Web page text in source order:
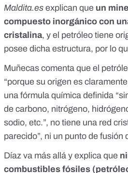
Maldita.es explican que un
compuesto inorgánico con
cristalina, y el petróleo tiene
posee dicha estructura, por lo
Muñecas comenta que el
“porque su origen es
una fórmula química definida
de carbono, nitrógeno,
sodio, etc.”, no tiene una red
parecido”, ni un punto de fusión
Díaz va más allá y explica que
combustibles fósiles